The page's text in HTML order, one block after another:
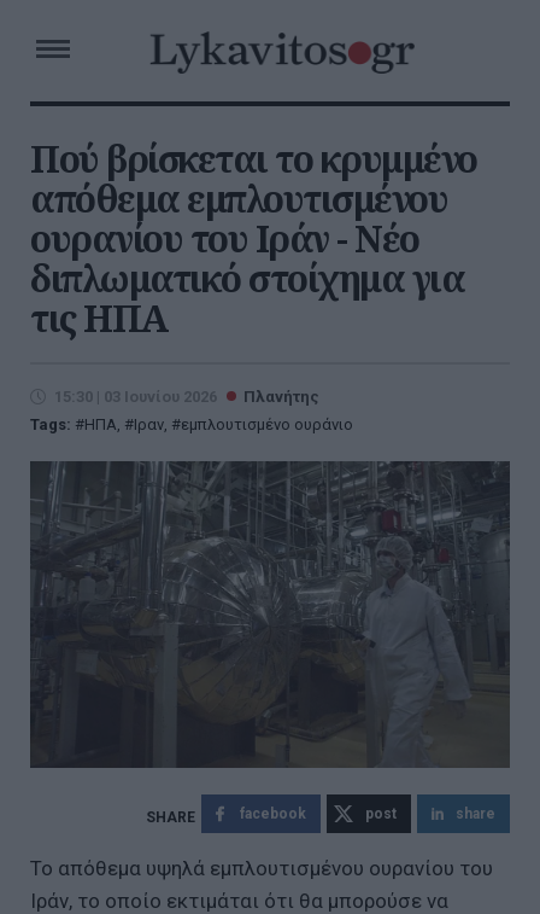
Πού βρίσκεται το κρυμμένο
απόθεμα εμπλουτισμένου
ουρανίου του Ιράν - Νέο
διπλωματικό στοίχημα για
τις ΗΠΑ
15:30 | 03 Ιουνίου 2026
Πλανήτης
Tags:
ΗΠΑ, Ιραν, εμπλουτισμένο ουράνιο
facebook post share
Το απόθεμα υψηλά εμπλουτισμένου ουρανίου του
Ιράν, το οποίο εκτιμάται ότι θα μπορούσε να